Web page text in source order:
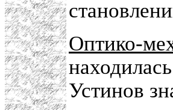
Оптико-
Устинов